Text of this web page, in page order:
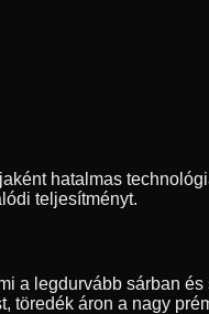
hatalmas
teljesítményt.
a legdurvább sárban
töredék áron a nagy